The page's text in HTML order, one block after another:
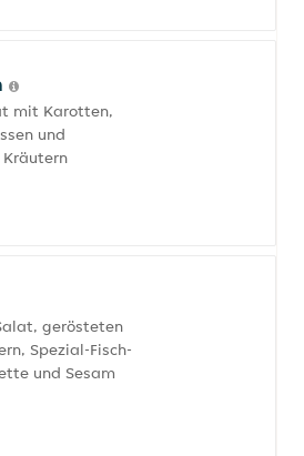
mit Karotten,
und
gerösteten
Spezial-Fisch-
und Sesam